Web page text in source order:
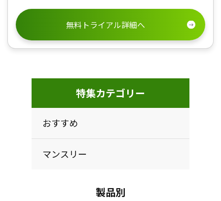
無料トライアル詳細へ
特集カテゴリー
おすすめ
マンスリー
製品別